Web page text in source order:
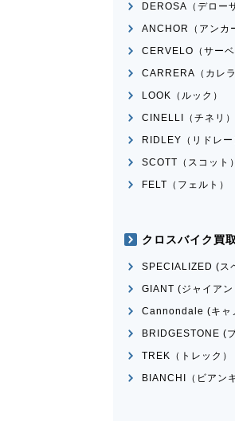
買取価格
DEROSA（デロー
ANCHOR（アンカ
CERVELO（サーベ
CARRERA（カレラ
LOOK（ルック）
CINELLI（チネリ）
RIDLEY（リドレー
SCOTT（スコット）
FELT（フェルト）
クロスバイク買取
SPECIALIZED (ス
GIANT (ジャイアン
Cannondale (キャ
BRIDGESTONE (
TREK（トレック）
BIANCHI（ビアンキ